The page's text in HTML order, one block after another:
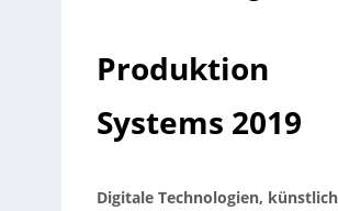
Produktion
Systems 2019
Digitale Technologien,